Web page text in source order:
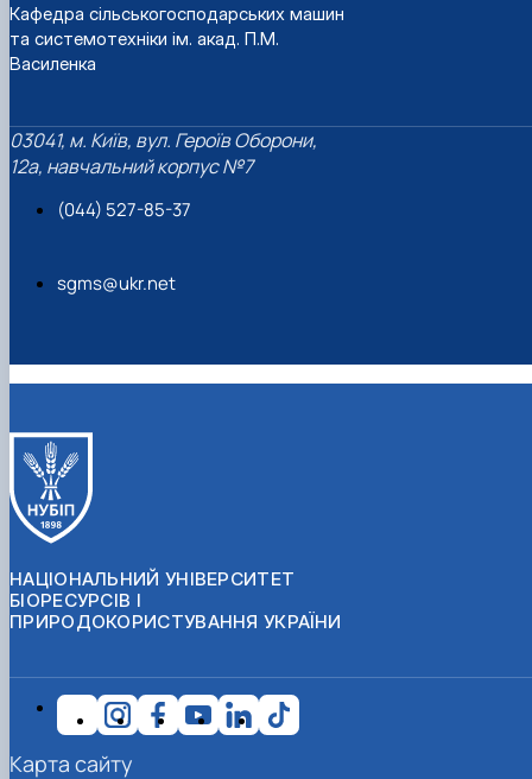
Кафедра сільськогосподарських машин
та системотехніки ім. акад. П.М.
Василенка
03041, м. Київ, вул. Героїв Оборони,
12а, навчальний корпус №7
(044) 527-85-37
sgms@ukr.net
НАЦІОНАЛЬНИЙ УНІВЕРСИТЕТ
БІОРЕСУРСІВ І
ПРИРОДОКОРИСТУВАННЯ УКРАЇНИ
Карта сайту